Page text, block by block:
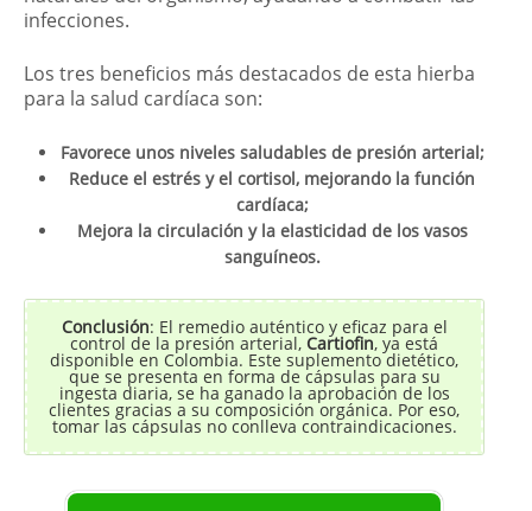
infecciones.
Los tres beneficios más destacados de esta hierba
para la salud cardíaca son:
Favorece unos niveles saludables de presión arterial;
Reduce el estrés y el cortisol, mejorando la función
cardíaca;
Mejora la circulación y la elasticidad de los vasos
sanguíneos.
Conclusión: El remedio auténtico y eficaz para el
control de la presión arterial, Cartiofin, ya está
disponible en Colombia. Este suplemento dietético,
que se presenta en forma de cápsulas para su
ingesta diaria, se ha ganado la aprobación de los
clientes gracias a su composición orgánica. Por eso,
tomar las cápsulas no conlleva contraindicaciones.